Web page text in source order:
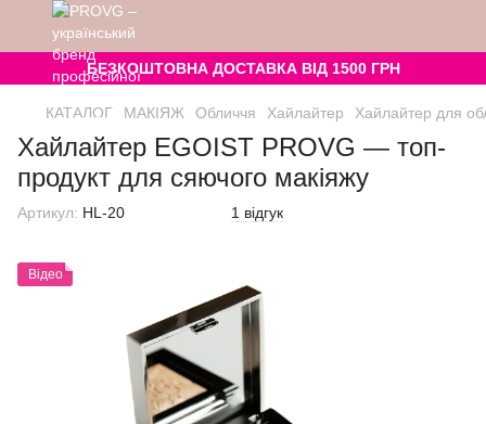
БЕЗКОШТОВНА ДОСТАВКА ВІД 1500 ГРН
КАТАЛОГ МАКІЯЖ Обличчя Хайлайтер Хайлайтер для
Хайлайтер EGOIST PROVG — топ-
продукт для сяючого макіяжу
Артикул: HL-20 1 відгук
Відео